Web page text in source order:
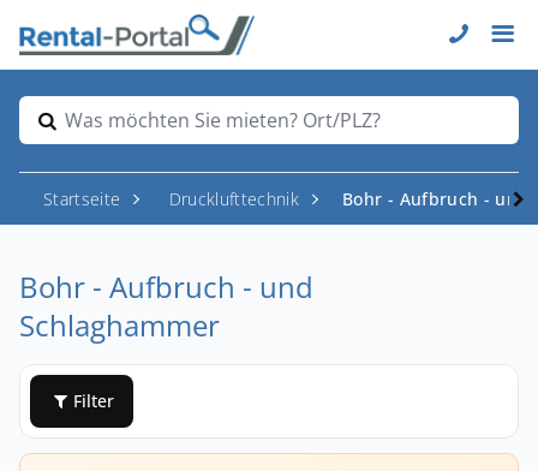
Was möchten Sie mieten? Ort/PLZ?
Startseite Drucklufttechnik Bohr - Aufbruch - und
Bohr - Aufbruch - und
Schlaghammer
Filter